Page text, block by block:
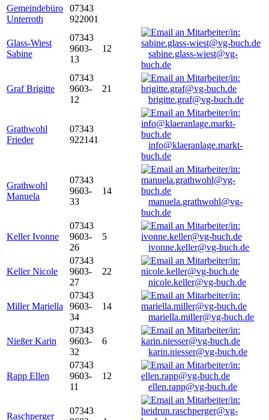
Gemeindebüro
Unterroth
07343
922001
Glass-Wiest
Sabine
07343
9603-
13
12
sabine.glass-wiest@vg-
buch.de
Graf Brigitte
07343
9603-
12
21
brigitte.graf@vg-buch.de
Grathwohl
Frieder
07343
922141
info@klaeranlage.markt-
buch.de
Grathwohl
Manuela
07343
9603-
33
14
manuela.grathwohl@vg-
buch.de
Keller Ivonne
07343
9603-
26
5
ivonne.keller@vg-buch.de
Keller Nicole
07343
9603-
27
22
nicole.keller@vg-buch.de
Miller Mariella
07343
9603-
34
14
mariella.miller@vg-buch.de
Nießer Karin
07343
9603-
32
6
karin.niesser@vg-buch.de
Rapp Ellen
07343
9603-
11
12
ellen.rapp@vg-buch.de
Raschperger
07343